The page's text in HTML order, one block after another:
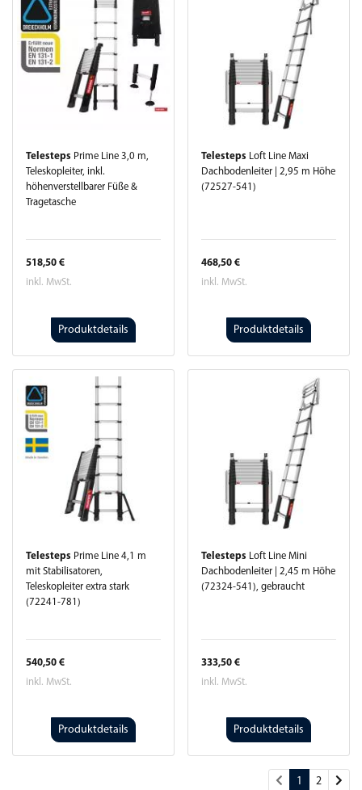
Telesteps Prime Line 3,0 m,
Teleskopleiter, inkl.
höhenverstellbarer Füße &
Tragetasche
518,50 €
inkl. MwSt.
Produktdetails
Telesteps Loft Line Maxi
Dachbodenleiter | 2,95 m Höhe
(72527-541)
468,50 €
inkl. MwSt.
Produktdetails
Telesteps Prime Line 4,1 m
mit Stabilisatoren,
Teleskopleiter extra stark
(72241-781)
540,50 €
inkl. MwSt.
Produktdetails
Telesteps Loft Line Mini
Dachbodenleiter | 2,45 m Höhe
(72324-541), gebraucht
333,50 €
inkl. MwSt.
Produktdetails
1 2